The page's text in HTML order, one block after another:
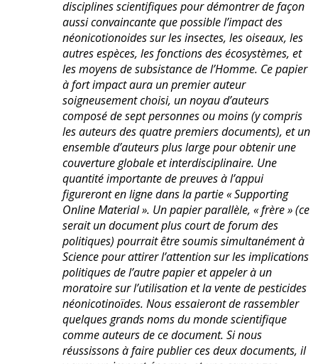
disciplines scientifiques pour démontrer de façon
aussi convaincante que possible l’impact des
néonicotionoides sur les insectes, les oiseaux, les
autres espèces, les fonctions des écosystèmes, et
les moyens de subsistance de l’Homme. Ce papier
à fort impact aura un premier auteur
soigneusement choisi, un noyau d’auteurs
composé de sept personnes ou moins (y compris
les auteurs des quatre premiers documents), et un
ensemble d’auteurs plus large pour obtenir une
couverture globale et interdisciplinaire. Une
quantité importante de preuves à l’appui
figureront en ligne dans la partie « Supporting
Online Material ». Un papier parallèle, « frère » (ce
serait un document plus court de forum des
politiques) pourrait être soumis simultanément à
Science pour attirer l’attention sur les implications
politiques de l’autre papier et appeler à un
moratoire sur l’utilisation et la vente de pesticides
néonicotinoïdes. Nous essaieront de rassembler
quelques grands noms du monde scientifique
comme auteurs de ce document. Si nous
réussissons à faire publier ces deux documents, il